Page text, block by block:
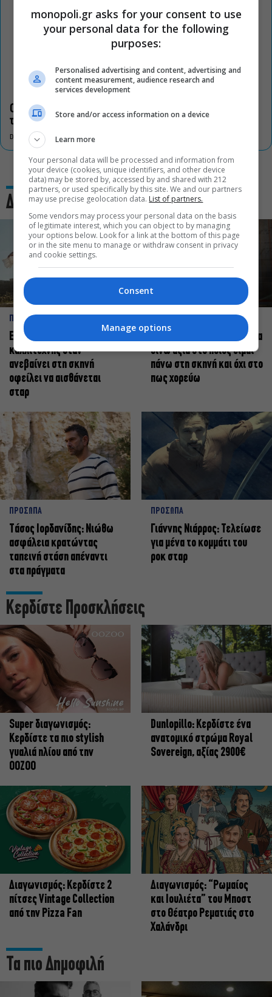
Οι «Τρωάδες» στην Επίδαυρο αλλάζουν την αντίληψη για
τον πολιτισμό
DON'T MISS
Δες και αυτό
ΠΡΟΣΩΠΑ
Ελεάνα Ανδρεούδη: Κάθε
καλλιτέχνης όταν
ανεβαίνει στη σκηνή
οφείλει να αισθάνεται
σταρ
Βαγγέλης Μπίκος: Έμαθα να
δίνω αξία στο ποιος είμαι
πάνω στη σκηνή και όχι στο
πως χορεύω
ΠΡΟΣΩΠΑ
Tάσος Ιορδανίδης: Νιώθω
ασφάλεια κρατώντας
ταπεινή στάση απέναντι
στα πράγματα
ΠΡΟΣΩΠΑ
Γιάννης Νιάρρος: Τελείωσε
για μένα το κομμάτι του
ροκ σταρ
Κερδίστε Προσκλήσεις
Super διαγωνισμός:
Κερδίστε τα πιο stylish
γυαλιά ηλίου από την
OOZOO
Dunlopillo: Κερδίστε ένα
ανατομικό στρώμα Royal
Sovereign, αξίας 2900€
Διαγωνισμός: Κερδίστε 2
πίτσες Vintage Collection
από την Pizza Fan
Διαγωνισμός: “Ρωμαίος
και Ιουλιέτα” του Μποστ
στο Θέατρο Ρεματιάς στο
Χαλάνδρι
Τα πιο Δημοφιλή
monopoli.gr asks for your consent to use
your personal data for the following
purposes:
Personalised advertising and content, advertising and
content measurement, audience research and
services development
Store and/or access information on a device
Learn more
Your personal data will be processed and information from
your device (cookies, unique identifiers, and other device
data) may be stored by, accessed by and shared with 212
partners, or used specifically by this site. We and our partners
may use precise geolocation data. List of partners.
Some vendors may process your personal data on the basis
of legitimate interest, which you can object to by managing
your options below. Look for a link at the bottom of this page
or in the site menu to manage or withdraw consent in privacy
and cookie settings.
Consent
Manage options